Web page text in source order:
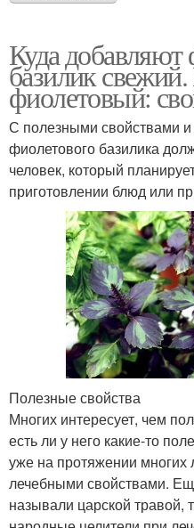
Куда
базилик
фиолетовый:
С полезными свойствами
фиолетового базилика
человек, который
приготовлении блюд или
Полезные свойства
Многих интересует, чем
есть ли у него какие-то
уже на протяжении многих
лечебными свойствами.
называли царской травой,